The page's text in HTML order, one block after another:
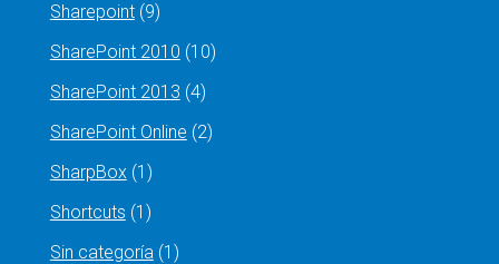
Sharepoint(9)
SharePoint 2010 (10)
SharePoint 2013 (4)
SharePoint Online (2)
SharpBox(1)
Shortcuts (1)
Sin categoría(1)